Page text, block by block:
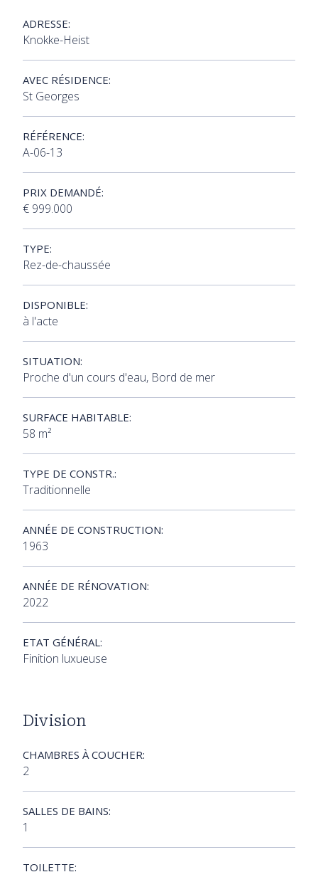
ADRESSE:
Knokke-Heist
AVEC RÉSIDENCE:
St Georges
RÉFÉRENCE:
A-06-13
PRIX DEMANDÉ:
€ 999.000
TYPE:
Rez-de-chaussée
DISPONIBLE:
à l'acte
SITUATION:
Proche d'un cours d'eau, Bord de mer
SURFACE HABITABLE:
58 m²
TYPE DE CONSTR.:
Traditionnelle
ANNÉE DE CONSTRUCTION:
1963
ANNÉE DE RÉNOVATION:
2022
ETAT GÉNÉRAL:
Finition luxueuse
Division
CHAMBRES À COUCHER:
2
SALLES DE BAINS:
1
TOILETTE: